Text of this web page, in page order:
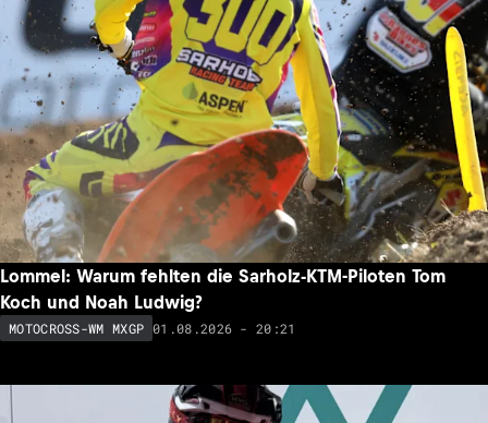
Lommel: Warum fehlten die Sarholz-KTM-Piloten Tom
Koch und Noah Ludwig?
MOTOCROSS-WM MXGP 01.08.2026 - 20:21